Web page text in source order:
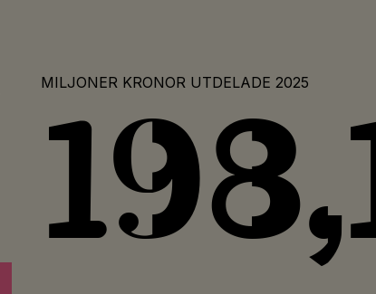
MILJONER KRONOR UTDELADE 2025